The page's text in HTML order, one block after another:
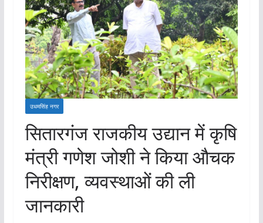
उधमसिंह नगर
सितारगंज राजकीय उद्यान में कृषि
मंत्री गणेश जोशी ने किया औचक
निरीक्षण, व्यवस्थाओं की ली
जानकारी